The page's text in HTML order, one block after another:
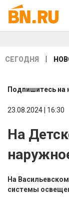
СЕГОДНЯ
Подпишитесь на
23.08.2024 | 16:30
На
На
системы